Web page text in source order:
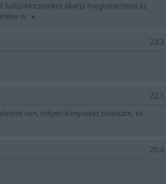
kultúrkincseinket akarja megismertetni az
is. »
23.3
22.1
van, milyen könyveket olvastam, és
20.4